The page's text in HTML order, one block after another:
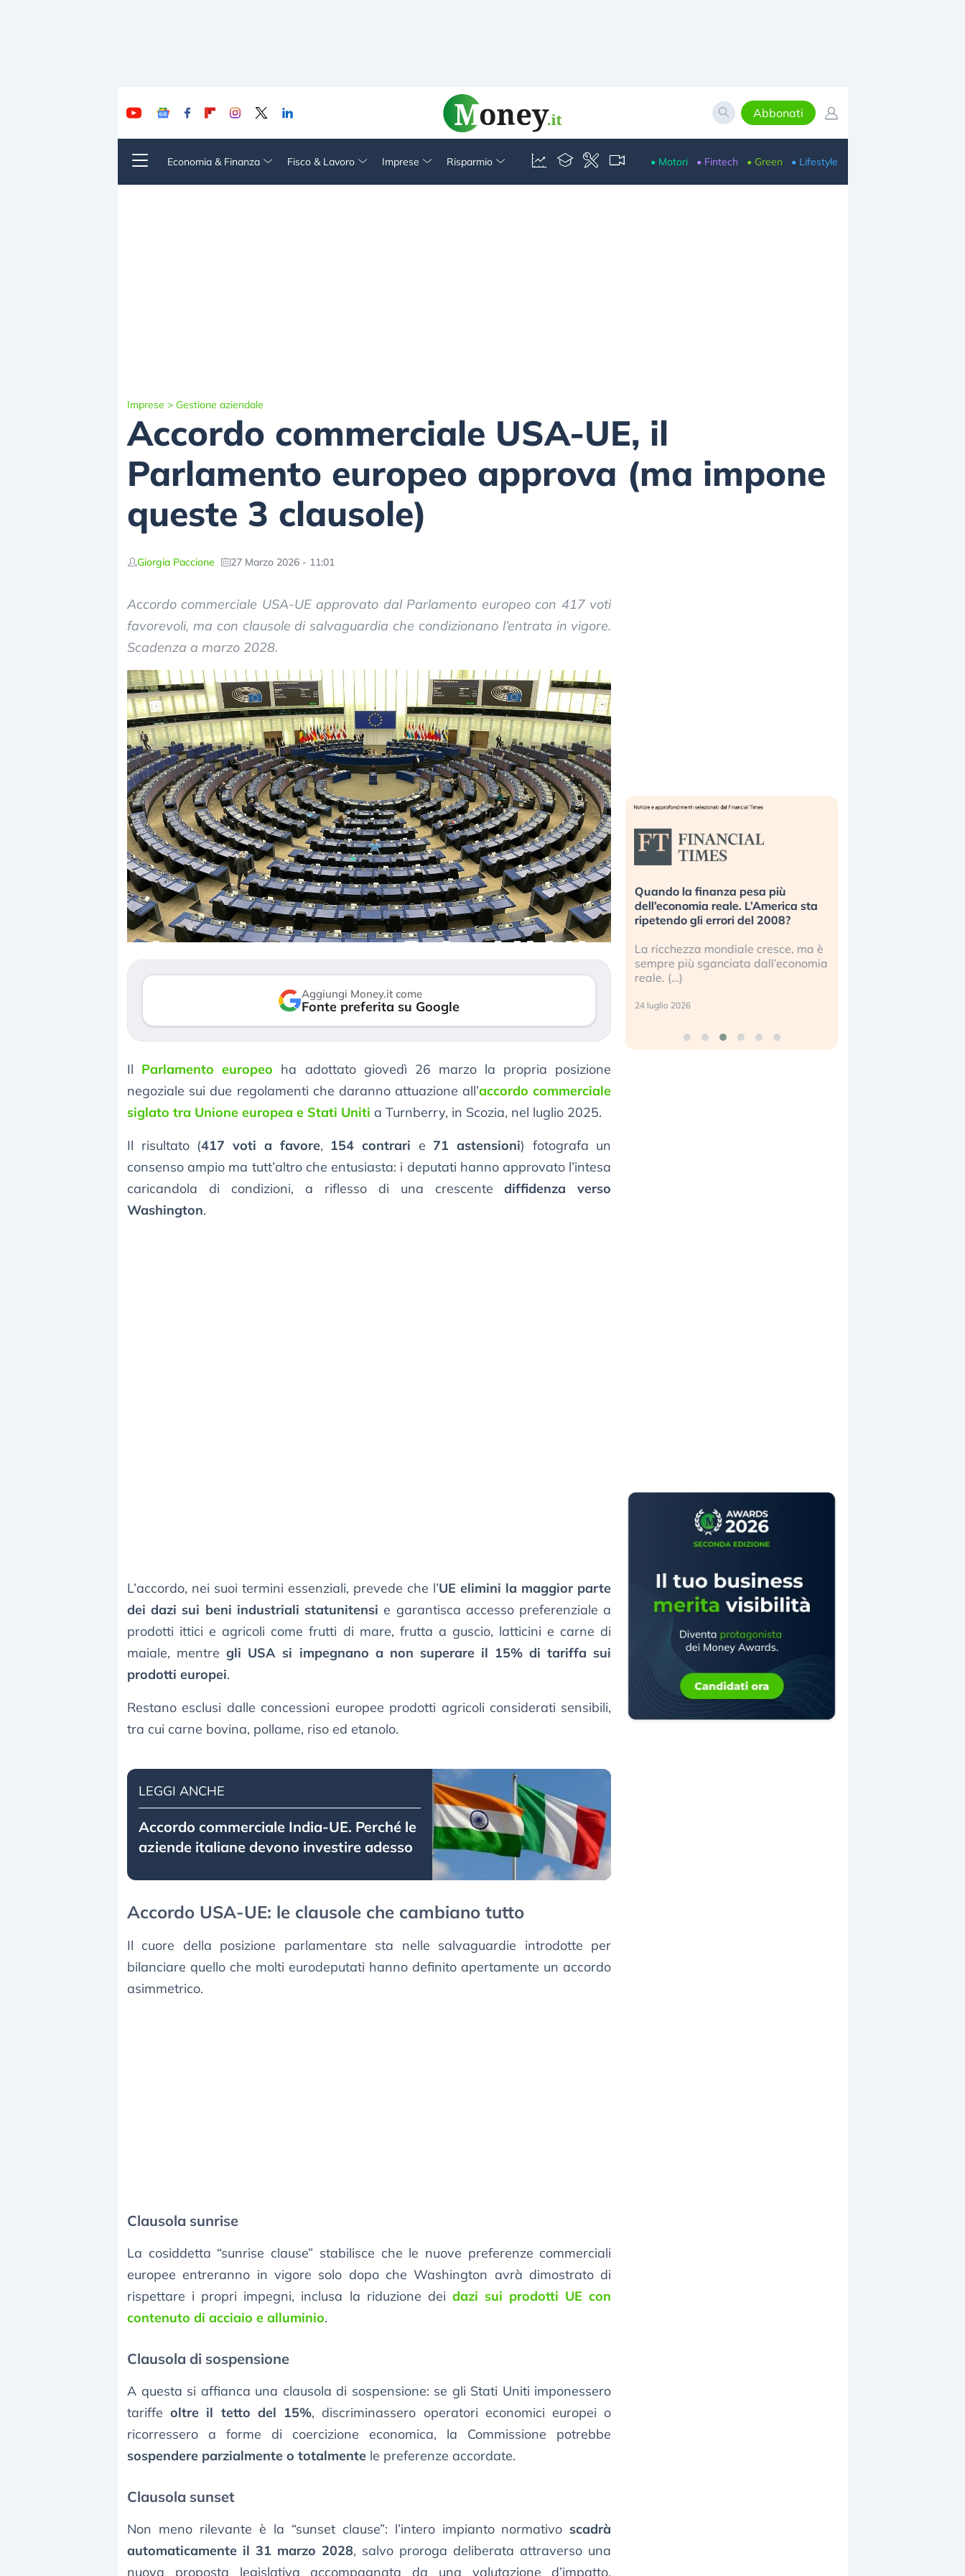
Abbonati
Economia & Finanza Fisco & Lavoro Imprese Risparmio • Motori • Fintech • Green • Lifestyle
Imprese > Gestione aziendale
Accordo commerciale USA-UE, il
Parlamento europeo approva (ma impone
queste 3 clausole)
Giorgia Paccione 27 Marzo 2026 - 11:01
Accordo commerciale USA-UE approvato dal Parlamento europeo con 417 voti
favorevoli, ma con clausole di salvaguardia che condizionano l’entrata in vigore.
Scadenza a marzo 2028.
Aggiungi Money.it come
Fonte preferita su Google
Il Parlamento europeo ha adottato giovedì 26 marzo la propria posizione
negoziale sui due regolamenti che daranno attuazione all’accordo commerciale
siglato tra Unione europea e Stati Uniti a Turnberry, in Scozia, nel luglio 2025.
Il risultato (417 voti a favore, 154 contrari e 71 astensioni) fotografa un
consenso ampio ma tutt’altro che entusiasta: i deputati hanno approvato l’intesa
caricandola di condizioni, a riflesso di una crescentediffidenza verso
Washington.
L’accordo, nei suoi termini essenziali, prevede che l’UE elimini la maggior parte
dei dazi sui beni industriali statunitensi e garantisca accesso preferenziale a
prodotti ittici e agricoli come frutti di mare, frutta a guscio, latticini e carne di
maiale, mentregli USA si impegnano a non superare il 15% di tariffa sui
prodotti europei.
Restano esclusi dalle concessioni europee prodotti agricoli considerati sensibili,
tra cui carne bovina, pollame, riso ed etanolo.
LEGGI ANCHE
Accordo commerciale India-UE. Perché le
aziende italiane devono investire adesso
Accordo USA-UE: le clausole che cambiano tutto
Il cuore della posizione parlamentare sta nelle salvaguardie introdotte per
bilanciare quello che molti eurodeputati hanno definito apertamente un accordo
asimmetrico.
Clausola sunrise
La cosiddetta “sunrise clause” stabilisce che le nuove preferenze commerciali
europee entreranno in vigore solo dopo che Washington avrà dimostrato di
rispettare i propri impegni, inclusa la riduzione dei dazi sui prodotti UE con
contenuto di acciaio e alluminio.
Clausola di sospensione
A questa si affianca una clausola di sospensione: se gli Stati Uniti imponessero
tariffeoltre il tetto del 15%, discriminassero operatori economici europei o
ricorressero a forme di coercizione economica, la Commissione potrebbe
sospendere parzialmente o totalmente le preferenze accordate.
Clausola sunset
Non meno rilevante è la “sunset clause”: l’intero impianto normativo scadrà
automaticamente il 31 marzo 2028, salvo proroga deliberata attraverso una
nuova proposta legislativa accompagnata da una valutazione d’impatto.
Dalle valutazioni estreme alla
correzione. Cosa sta guidando il
repricing degli asset?
mostrando segni di stanchezza
verso le (…)
«La mia vita è rovinata». Investitori
in preda al panico dopo lo scoppio
della bolla AI
Kospi, mentre gli investitori retail (…)
30 luglio 2026
Quando la finanza pesa più
dell’economia reale. L’America sta
ripetendo gli errori del 2008?
La ricchezza mondiale cresce, ma è
sempre più sganciata dall’economia
reale. (…)
24 luglio 2026